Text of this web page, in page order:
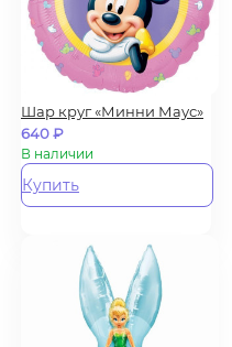
Шар круг «Минни Маус»
640₽
В наличии
Купить